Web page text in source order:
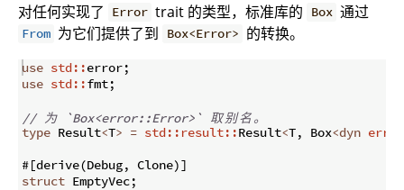
对任何实现了
Error trait 的类型，标准库的 Box 通过
From 为它们提供了到 Box<Error> 的转换。
use std::error;
use std::fmt;
// 为 `Box<error::Error>` 取别名。
type Result<T> = std::result::Result<T, Box<dyn
#[derive(Debug, Clone)]
struct EmptyVec;